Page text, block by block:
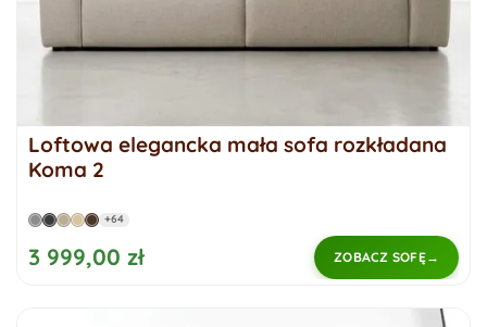
Loftowa elegancka mała sofa rozkładana
Koma 2
+64
3 999,00 zł ZOBACZ SOFĘ